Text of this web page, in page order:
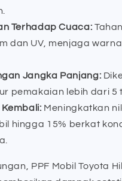
Terhadap Cuaca:
dan UV, menjaga
Jangka Panjang:
pemakaian lebih dari 5
Meningkatkan
hingga 15% berkat
PPF Mobil Toyota